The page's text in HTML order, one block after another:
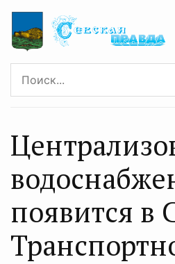
появится в